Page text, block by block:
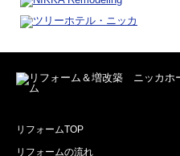
リフォームTOP
リフォームの流れ